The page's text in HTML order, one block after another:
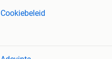
Cookiebeleid